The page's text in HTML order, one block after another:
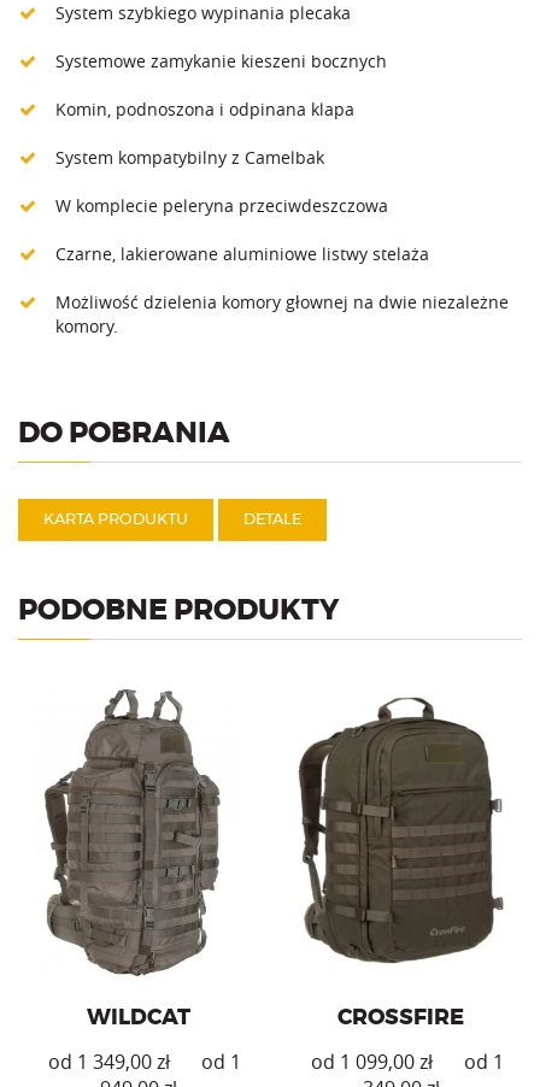
System szybkiego wypinania plecaka
Systemowe zamykanie kieszeni bocznych
Komin, podnoszona i odpinana klapa
System kompatybilny z Camelbak
W komplecie peleryna przeciwdeszczowa
Czarne, lakierowane aluminiowe listwy stelaża
Możliwość dzielenia komory głownej na dwie niezależne
komory.
DO POBRANIA
KARTA PRODUKTU DETALE
PODOBNE PRODUKTY
Plecak militarno-
surwiwalowy. Pojemność 65l.
System nośny FAS.
WILDCAT
zł
Plecak – torba o pojemności
45-65l. System nośny FAS+
Military.
CROSSFIRE
zł